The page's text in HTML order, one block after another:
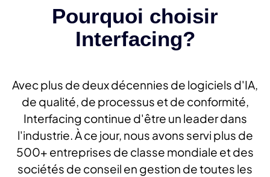
Pourquoi choisir
Interfacing?
Avec plus de deux décennies de logiciels d'IA,
de qualité, de processus et de conformité,
Interfacing continue d'être un leader dans
l'industrie. À ce jour, nous avons servi plus de
500+ entreprises de classe mondiale et des
sociétés de conseil en gestion de toutes les